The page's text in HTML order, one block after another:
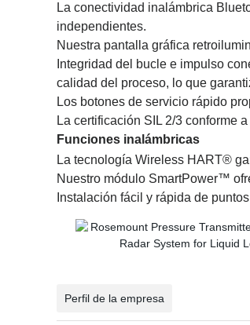
La conectividad inalámbrica
independientes.
Nuestra pantalla gráfica
Integridad del bucle e impulso
calidad del proceso, lo que
Los botones de servicio rápido
La certificación SIL 2/3 conforme
Funciones inalámbricas
La tecnología Wireless HART®
Nuestro módulo SmartPower™
Instalación fácil y rápida de
Perfil de la empresa